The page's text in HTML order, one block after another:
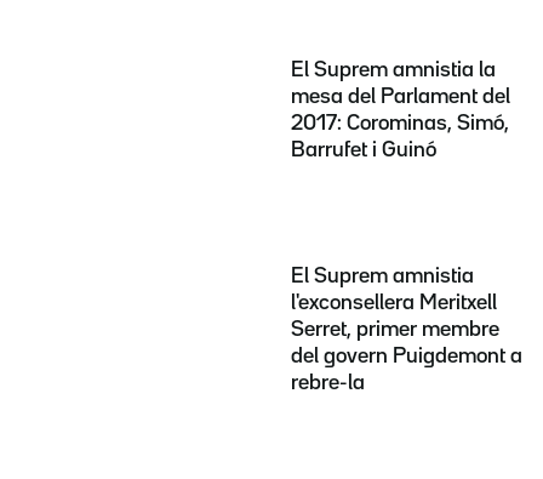
El Suprem amnistia la
mesa del Parlament del
2017: Corominas, Simó,
Barrufet i Guinó
El Suprem amnistia
l'exconsellera Meritxell
Serret, primer membre
del govern Puigdemont a
rebre-la